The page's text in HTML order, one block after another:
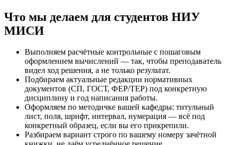
Что мы делаем для студентов НИУ
МИСИ
Выполняем расчётные контрольные с пошаговым
оформлением вычислений — так, чтобы преподаватель
видел ход решения, а не только результат.
Подбираем актуальные редакции нормативных
документов (СП, ГОСТ, ФЕР/ТЕР) под конкретную
дисциплину и год написания работы.
Оформляем по методичке вашей кафедры: титульный
лист, поля, шрифт, интервал, нумерация — всё под
конкретный образец, если вы его прикрепили.
Разбираем вариант строго по вашему номеру зачётной